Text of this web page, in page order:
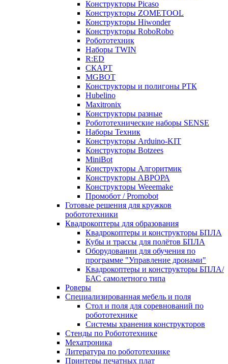
Конструкторы Picaso
Конструкторы ZOMETOOL
Конструкторы Hiwonder
Конструкторы RoboRobo
Робототехник
Наборы TWIN
R:ED
СКАРТ
MGBOT
Конструкторы и полигоны РТК
Hubelino
Maxitronix
Конструкторы разные
Робототехнические наборы SENSE
Наборы Техник
Конструкторы Arduino-KIT
Конструкторы Botzees
MiniBot
Конструкторы Алгоритмик
Конструкторы АВРОРА
Конструкторы Weeemake
Промобот / Promobot
Готовые решения для кружков
робототехники
Квадрокоптеры для образования
Квадрокоптеры и конструкторы БПЛА
Кубы и трассы для полётов БПЛА
Оборудовании для обучения по
программе "Управление дронами"
Квадрокоптеры и конструкторы БПЛА/
БАС самолетного типа
Роверы
Специализированная мебель и поля
Стол и поля для соревнований по
робототехнике
Системы хранения конструкторов
Стенды по Робототехнике
Мехатроника
Литература по робототехнике
Принтеры печатных плат